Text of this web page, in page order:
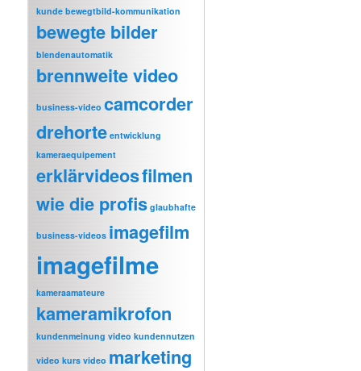
kunde bewegtbild-kommunikation
bewegte bilder
blendenautomatik
brennweite video
business-video camcorder
drehorte entwicklung
kameraequipement
erklärvideosfilmen
wie die profis glaubhafte
business-videos imagefilm
imagefilme
kameraamateure
kameramikrofon
kundenmeinung video kundennutzen
video kurs video marketing